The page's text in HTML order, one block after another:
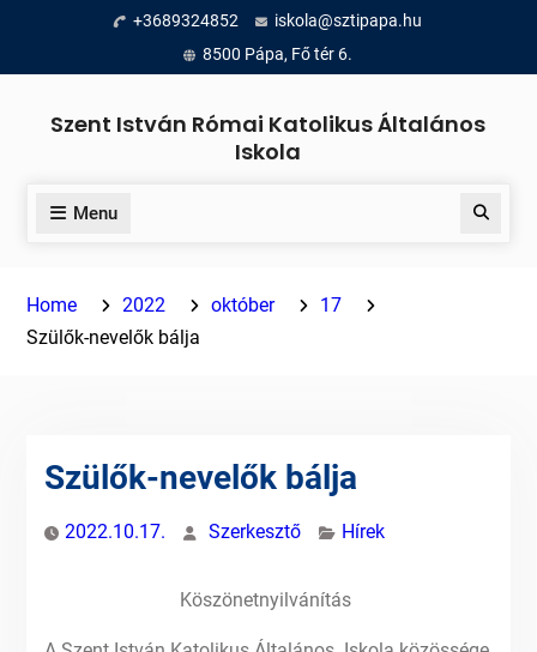
content
+3689324852
iskola@sztipapa.hu
8500 Pápa, Fő tér 6.
Szent István Római Katolikus Általános
Iskola
Menu Search
Home 2022 október
17
Szülők-nevelők bálja
Szülők-nevelők bálja
2022.10.17. Szerkesztő Hírek
Köszönetnyilvánítás